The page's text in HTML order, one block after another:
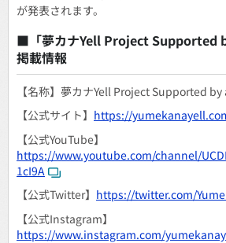
が発表されます。
■「夢カナYell Project Supported
掲載情報
【名称】夢カナYell Project Supported
【公式サイト】 https://
【公式YouTube】
https://www.youtube.com/channel/
1cI9A
【公式Twitter】 https://twitter.com/
【公式Instagram】
https://www.instagram.com/